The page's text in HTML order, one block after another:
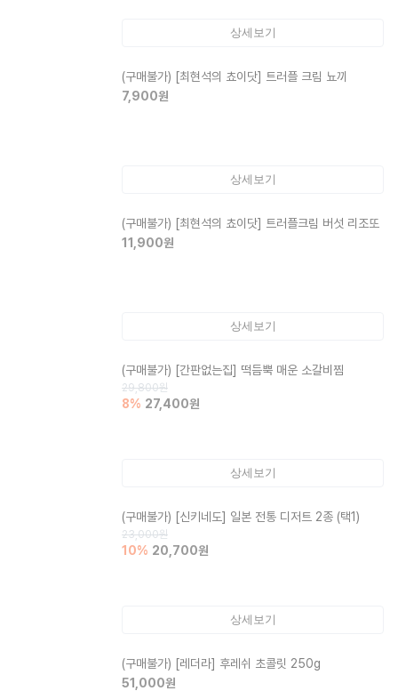
상세보기
(구매불가) [최현석의 쵸이닷] 트러플 크림 뇨끼
7,900원
상세보기
(구매불가) [최현석의 쵸이닷] 트러플크림 버섯 리조또
11,900원
상세보기
(구매불가) [간판없는집] 떡듬뿍 매운 소갈비찜
29,800원
8% 27,400원
상세보기
(구매불가) [신키네도] 일본 전통 디저트 2종 (택1)
23,000원
10% 20,700원
상세보기
(구매불가) [레더라] 후레쉬 초콜릿 250g
51,000원